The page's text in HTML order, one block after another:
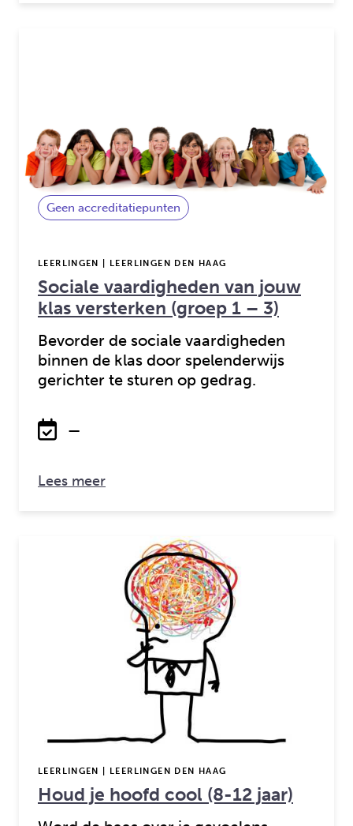
Sociale vaardigheden van jouw
klas versterken (groep 1 – 3)
LEERLINGEN | LEERLINGEN DEN HAAG
Geen accreditatiepunten
Bevorder de sociale vaardigheden
binnen de klas door spelenderwijs
gerichter te sturen op gedrag.
—
Lees meerover: Sociale vaardigheden van jouw
Houd je hoofd cool (8-12 jaar)
LEERLINGEN | LEERLINGEN DEN HAAG